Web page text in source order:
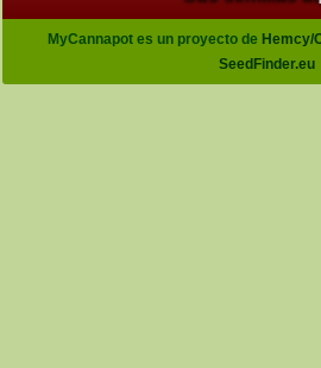
MyCannapot es un proyecto de Hemcy/
SeedFinder.eu